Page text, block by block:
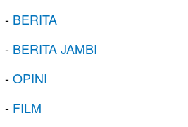
- BERITA
- BERITA JAMBI
-OPINI
- FILM